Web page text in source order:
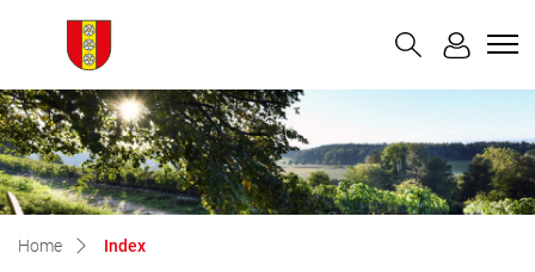
zur Startseite
Direkt zur Hauptnavigation
Direkt zum Inhalt
Direkt zur Suche
Direkt zum Stichwortverzeichnis
Home Index(ausgewählt)